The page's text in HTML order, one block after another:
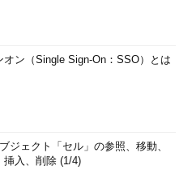
オン（Single Sign-On：SSO）とは
ジェクト「セル」の参照、移動、
挿入、削除 (1/4)